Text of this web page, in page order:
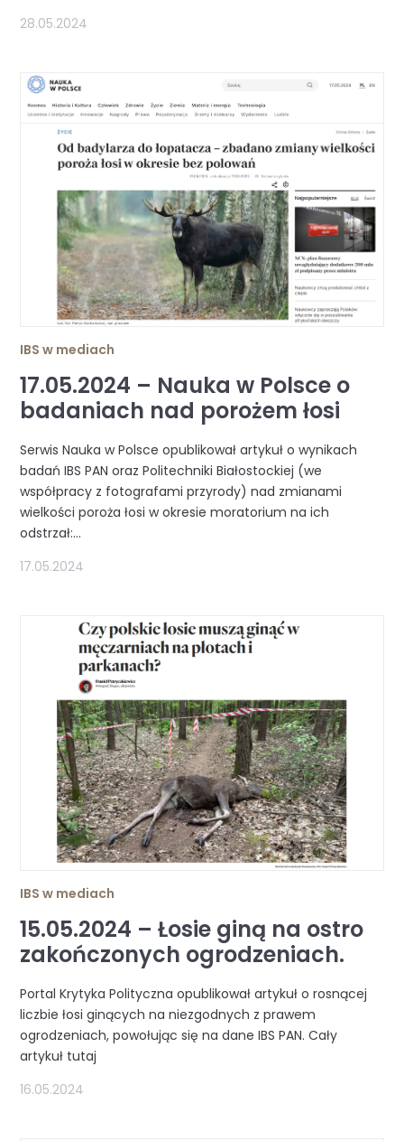
28.05.2024
IBS w mediach
17.05.2024 – Nauka w Polsce o
badaniach nad porożem łosi
Serwis Nauka w Polsce opublikował artykuł o wynikach
badań IBS PAN oraz Politechniki Białostockiej (we
współpracy z fotografami przyrody) nad zmianami
wielkości poroża łosi w okresie moratorium na ich
odstrzał:...
17.05.2024
IBS w mediach
15.05.2024 – Łosie giną na ostro
zakończonych ogrodzeniach.
Portal Krytyka Polityczna opublikował artykuł o rosnącej
liczbie łosi ginących na niezgodnych z prawem
ogrodzeniach, powołując się na dane IBS PAN. Cały
artykuł tutaj
16.05.2024